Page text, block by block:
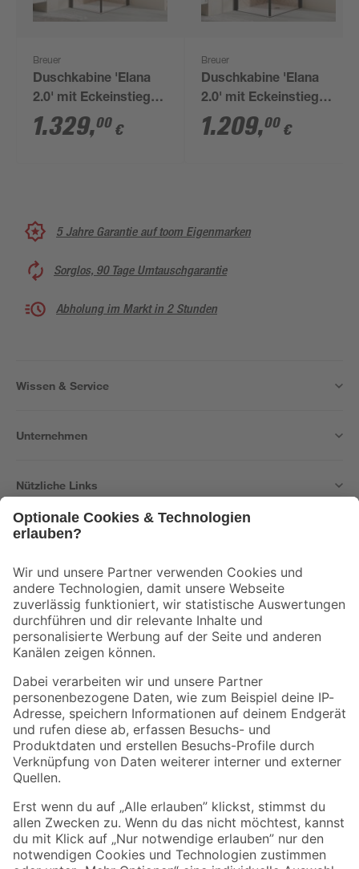
Breuer
Duschkabine 'Elana
2.0' mit Eckeinstieg
mattschwarz 100 x
100 x 200 cm
1.329,00 €
Breuer
Duschkabine 'Elana
2.0' mit Eckeinstieg
mattschwarz 80 x 80
x 200 cm
1.209,00 €
5 Jahre Garantie auf toom Eigenmarken
Sorglos, 90 Tage Umtauschgarantie
Abholung im Markt in 2 Stunden
Wissen & Service
Unternehmen
Nützliche Links
Der toom Newsletter: Keine Angebote und Aktionen mehr verpassen!
Zur Newsletter Anmeldung
Folge uns
Zahlungsarten Versandarten
Sicher einkaufen
Jetzt die toom-App herunterladen